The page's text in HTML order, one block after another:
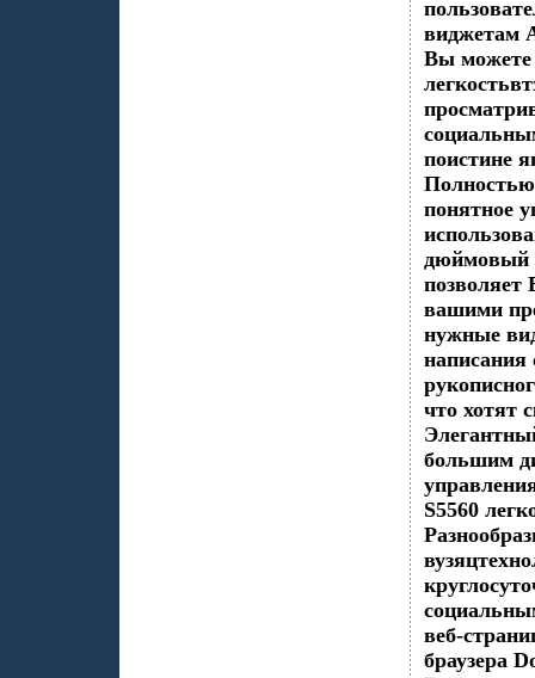
виджетам
Вы можете
поистине
Полностью
понятное
дюймовый
позволяет
вашими
нужные
что хотят
большим
S5560
веб-
браузера